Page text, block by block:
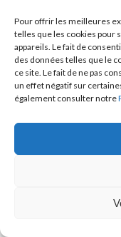
Pour offrir les meilleures
telles que les cookies pour
appareils. Le fait de
des données telles que le
ce site. Le fait de ne pas
un effet négatif sur
également consulter notre
TÉLÉCHARGER
© 2026 Tous